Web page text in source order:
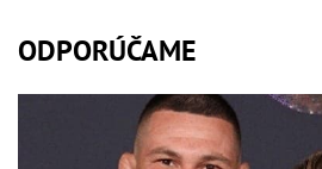
ODPORÚČAME